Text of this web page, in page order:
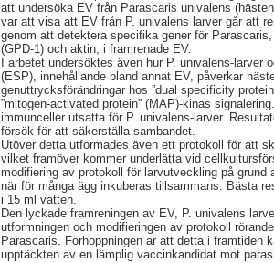
att undersöka EV från Parascaris univalens
var att visa att EV från P. univalens larver går att
genom att detektera specifika gener för
(GPD-1) och aktin, i framrenade EV.
I arbetet undersöktes även hur P. univalens-
(ESP), innehållande bland annat EV, påverkar
genuttrycksförändringar hos ”dual specificity
”mitogen-activated protein” (MAP)-kinas
immunceller utsatta för P. univalens-larver.
försök för att säkerställa sambandet.
Utöver detta utformades även ett protokoll för att
vilket framöver kommer underlätta vid
modifiering av protokoll för larvutveckling på
när för många ägg inkuberas tillsammans. Bästa
i 15 ml vatten.
Den lyckade framreningen av EV, P. univalens
utformningen och modifieringen av protokoll
Parascaris. Förhoppningen är att detta i framtiden
upptäckten av en lämplig vaccinkandidat mot